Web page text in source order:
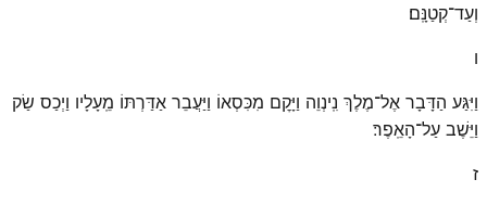
וְעַד־קְטַנָּֽם׃
ו
וַיִּגַּע הַדָּבָר אֶל־מֶלֶךְ נִֽינְוֵה וַיָּקׇם מִכִּסְאוֹ וַיַּעֲבֵר אַדַּרְתּוֹ מֵֽעָלָיו וַיְכַס שַׂק
וַיֵּשֶׁב עַל־הָאֵֽפֶר׃
ז